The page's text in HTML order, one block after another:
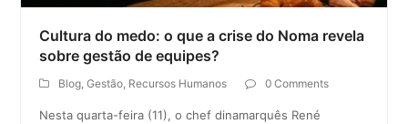
Cultura do medo: o que a crise do Noma revela
sobre gestão de equipes?
Blog,Gestão, Recursos Humanos 0 Comments
Nesta quarta-feira (11), o chef dinamarquês René